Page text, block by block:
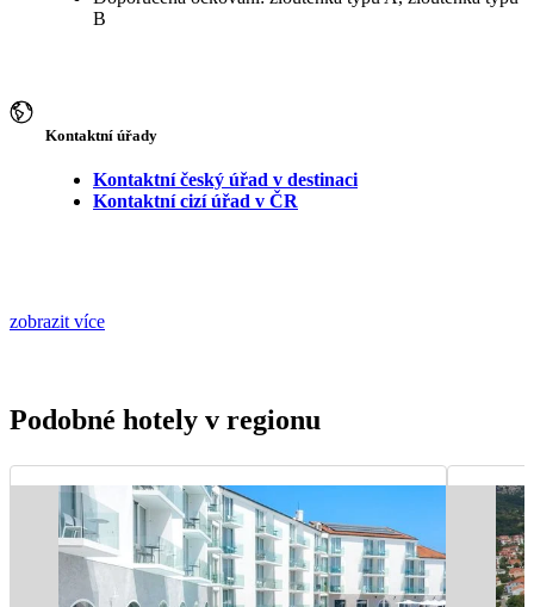
B
Kontaktní úřady
Kontaktní český úřad v destinaci
Kontaktní cizí úřad v ČR
zobrazit více
Podobné hotely v regionu